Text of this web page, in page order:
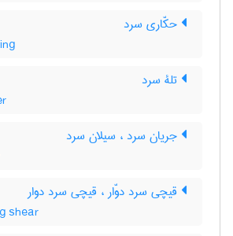
حکّاری سرد
تلۀ سرد
جریان سرد ، سیلان سرد
قیچی سرد دوّار ، قیچی سرد دوار
shear